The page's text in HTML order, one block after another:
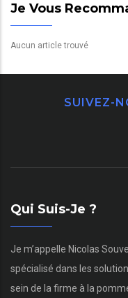
Je Vous
Aucun article trouvé
SUIVEZ-
Qui Suis-Je ?
Je m’appelle Nicolas
spécialisé dans les
sein de la firme à la